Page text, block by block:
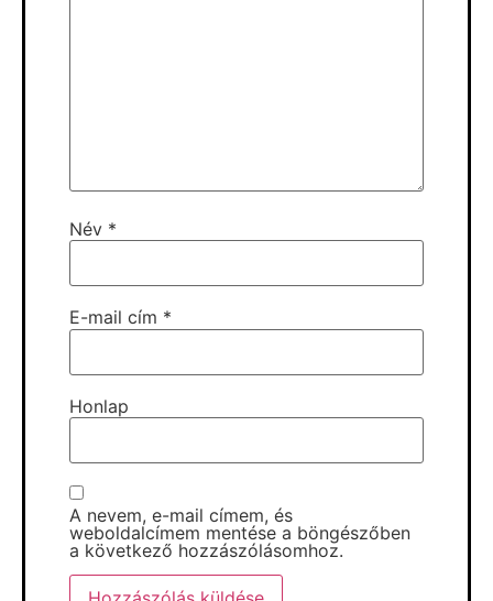
Név *
E-mail cím *
Honlap
A nevem, e-mail címem, és
weboldalcímem mentése a böngészőben
a következő hozzászólásomhoz.